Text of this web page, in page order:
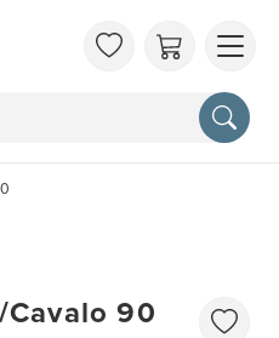
OM
FAQ
90